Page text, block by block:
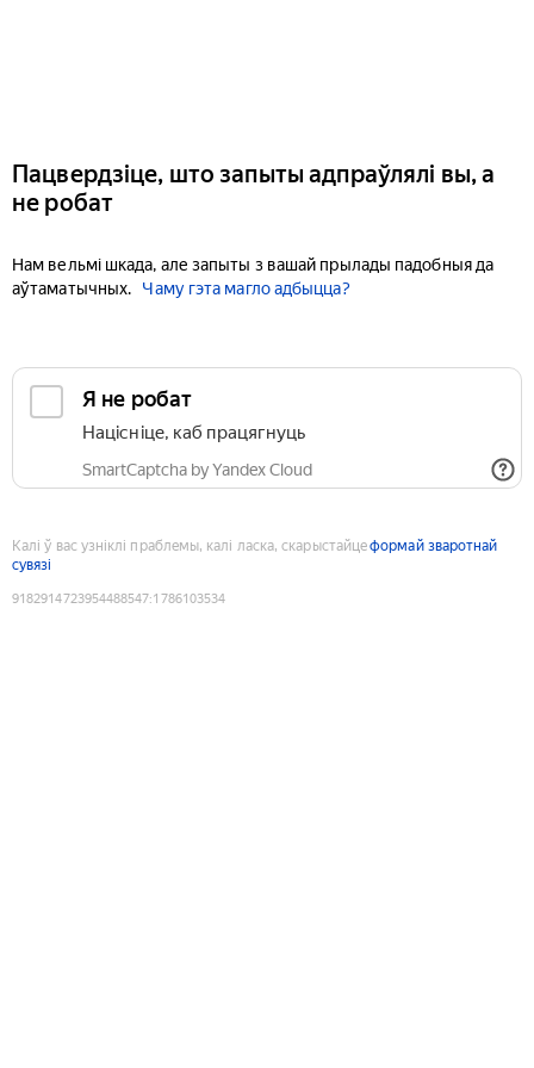
Пацвердзіце, што запыты адпраўлялі вы, а
не робат
Нам вельмі шкада, але запыты з вашай прылады падобныя да
аўтаматычных.
Чаму гэта магло адбыцца?
Я не робат
Націсніце, каб працягнуць
SmartCaptcha by Yandex Cloud
Калі ў вас узніклі праблемы, калі ласка, скарыстайцеформай зваротнай
сувязі
9182914723954488547:1786103534